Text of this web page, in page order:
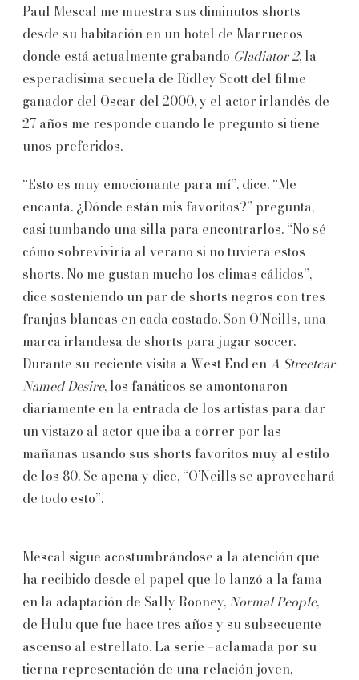
Paul Mescal me muestra sus diminutos shorts
desde su habitación en un hotel de Marruecos
donde está actualmente grabando Gladiator 2, la
esperadísima secuela de Ridley Scott del filme
ganador del Oscar del 2000, y el actor irlandés de
27 años me responde cuando le pregunto si tiene
unos preferidos.
“Esto es muy emocionante para mí”, dice. “Me
encanta. ¿Dónde están mis favoritos?” pregunta,
casi tumbando una silla para encontrarlos. “No sé
cómo sobreviviría al verano si no tuviera estos
shorts. No me gustan mucho los climas cálidos”,
dice sosteniendo un par de shorts negros con tres
franjas blancas en cada costado. Son O’Neills, una
marca irlandesa de shorts para jugar soccer.
Durante su reciente visita a West End en A Streetcar
Named Desire, los fanáticos se amontonaron
diariamente en la entrada de los artistas para dar
un vistazo al actor que iba a correr por las
mañanas usando sus shorts favoritos muy al estilo
de los 80. Se apena y dice, “O’Neills se aprovechará
de todo esto”.
Mescal sigue acostumbrándose a la atención que
ha recibido desde el papel que lo lanzó a la fama
en la adaptación de Sally Rooney, Normal People,
de Hulu que fue hace tres años y su subsecuente
ascenso al estrellato. La serie –aclamada por su
tierna representación de una relación joven,